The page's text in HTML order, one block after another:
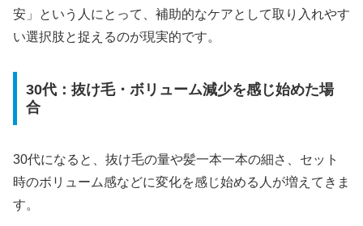
安」という人にとって、補助的なケアとして取り入れやす
い選択肢と捉えるのが現実的です。
30代：抜け毛・ボリューム減少を感じ始めた場
合
30代になると、抜け毛の量や髪一本一本の細さ、セット
時のボリューム感などに変化を感じ始める人が増えてきま
す。